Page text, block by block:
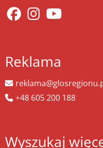
Reklama
+48 605 200 188
Wyszukaj